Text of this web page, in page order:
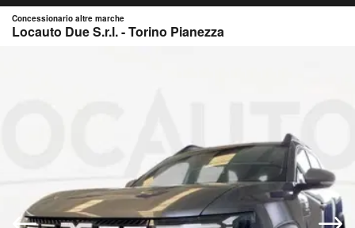
Concessionario altre marche
Locauto Due S.r.l. - Torino Pianezza